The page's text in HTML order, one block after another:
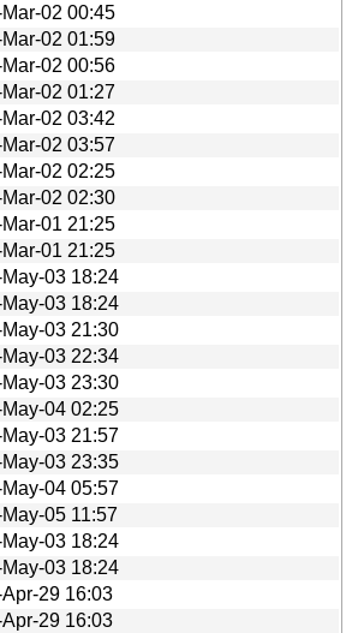
02 00:45
02 01:59
02 00:56
02 01:27
02 03:42
02 03:57
02 02:25
02 02:30
01 21:25
01 21:25
03 18:24
03 18:24
03 21:30
03 22:34
03 23:30
04 02:25
03 21:57
03 23:35
04 05:57
05 11:57
03 18:24
03 18:24
29 16:03
29 16:03